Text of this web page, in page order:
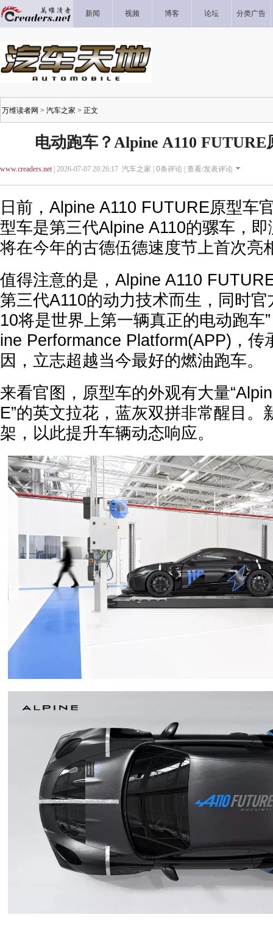
新闻 视频 博客 论坛 分类广告
万维读者网 > 汽车之家 > 正文
电动跑车？Alpine A110 FUTURE
www.creaders.net| 2026-07-07 20:26:17 汽车之家 | 0条评论 | 查看/发表评论
日前，Alpine A110 FUTURE原型车
型车是第三代Alpine A110的骡车，
将在今年的古德伍德速度节上首次亮
值得注意的是，Alpine A110
第三代A110的动力技术而生，同时官
10将是世界上第一辆真正的电动跑车
ine Performance Platform(APP)，传
因，立志超越当今最好的燃油跑车。
来看官图，原型车的外观有大量
E”的英文拉花，蓝灰双拼非常醒目。
架，以此提升车辆动态响应。